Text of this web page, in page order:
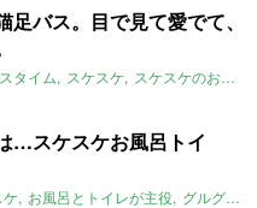
バス。目で見て愛でて、
タイム スケスケ スケスケのおすすめ
…スケスケお風呂トイ
ケ お風呂とトイレが主役 グルグル系